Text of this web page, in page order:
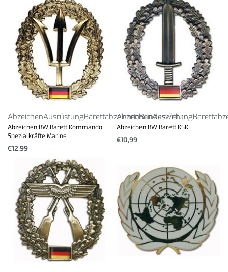
AbzeichenAusrüstungBarettabzeichenBundeswehr
Abzeichen BW Barett Kommando
Spezialkräfte Marine
€12,99
AbzeichenAusrüstung
Abzeichen BW Barett KSK
€10,99